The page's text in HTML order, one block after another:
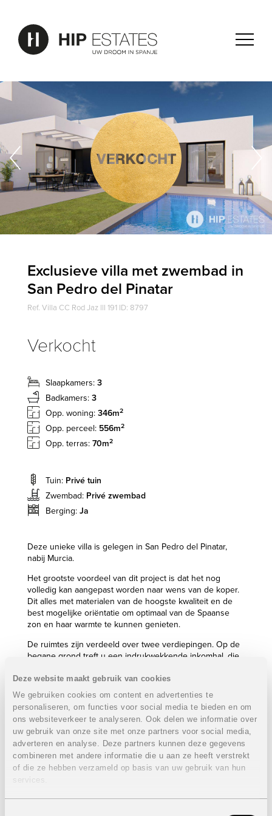
Deze website maakt gebruik van cookies
We gebruiken cookies om content en advertenties te
personaliseren, om functies voor social media te bieden en om
ons websiteverkeer te analyseren. Ook delen we informatie over
uw gebruik van onze site met onze partners voor social media,
adverteren en analyse. Deze partners kunnen deze gegevens
combineren met andere informatie die u aan ze heeft verstrekt
of die ze hebben verzameld op basis van uw gebruik van hun
services.
Exclusieve villa met zwembad in
San Pedro del Pinatar
Ref. Villa CC Rod Jaz lll 191 ID: 8797
Verkocht
Slaapkamers: 3
Badkamers: 3
Opp. woning: 346m2
Opp. perceel: 556m2
Opp. terras: 70m2
Tuin: Privé tuin
Zwembad: Privé zwembad
Berging: Ja
Deze unieke villa is gelegen in San Pedro del Pinatar,
nabij Murcia.
Het grootste voordeel van dit project is dat het nog
volledig kan aangepast worden naar wens van de koper.
Dit alles met materialen van de hoogste kwaliteit en de
best mogelijke oriëntatie om optimaal van de Spaanse
zon en haar warmte te kunnen genieten.
De ruimtes zijn verdeeld over twee verdiepingen. Op de
begane grond treft u een indrukwekkende inkomhal, die
zijn er ook nog een eerste slaap- en badkamer, een
ruime garage met plaats voor 2 wagens, een
wasruimte/berging en een fitnessruimte. Op de bovenste
etage bevinden zich de overige 2 slaap- en badkamers,
een kantoorruimte en 3 riante zonneterrassen.
Eigenschappen villa VERKOCHT
3 Slaapkamers
Oppervlakte perceel: 556 m²